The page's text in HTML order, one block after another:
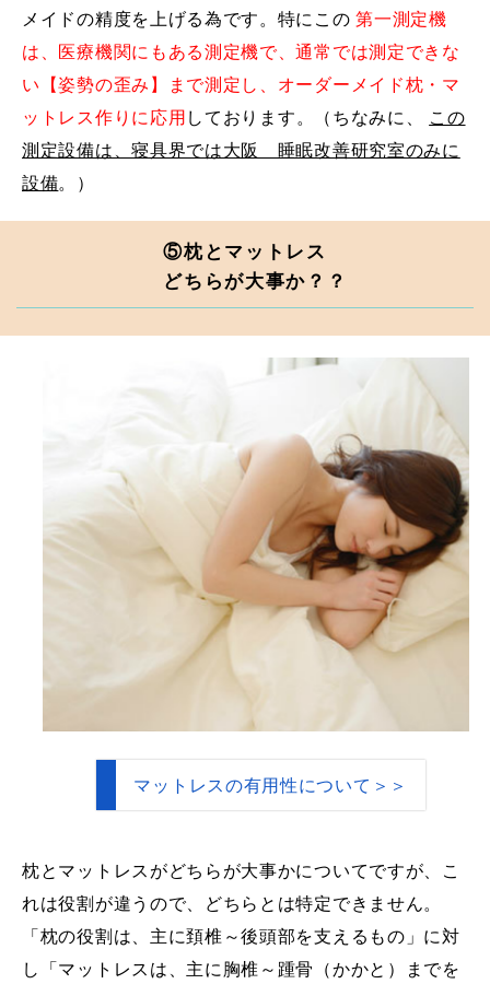
メイドの精度を上げる為です。特にこの第一測定機
は、医療機関にもある測定機で、通常では測定できな
い【姿勢の歪み】まで測定し、オーダーメイド枕・マ
ットレス作りに応用しております。（ちなみに、 この
測定設備は、寝具界では大阪 睡眠改善研究室のみに
設備。）
⑤枕とマットレス
どちらが大事か？？
マットレスの有用性について＞＞
枕とマットレスがどちらが大事かについてですが、こ
れは役割が違うので、どちらとは特定できません。
「枕の役割は、主に頚椎～後頭部を支えるもの」に対
し「マットレスは、主に胸椎～踵骨（かかと）までを